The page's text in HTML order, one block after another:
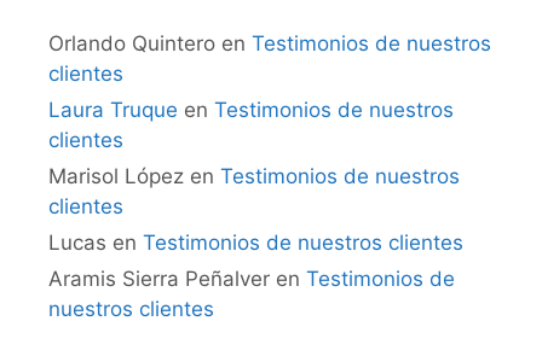
Orlando Quintero en Testimonios de nuestros
clientes
Laura Truque en Testimonios de nuestros
clientes
Marisol López en Testimonios de nuestros
clientes
Lucas en Testimonios de nuestros clientes
Aramis Sierra Peñalver en Testimonios de
nuestros clientes